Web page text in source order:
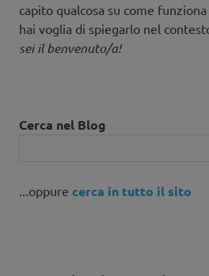
capito qualcosa su come
hai voglia di spiegarlo nel
sei il benvenuto/a!
Cerca nel Blog
...oppure cerca in tutto il sito